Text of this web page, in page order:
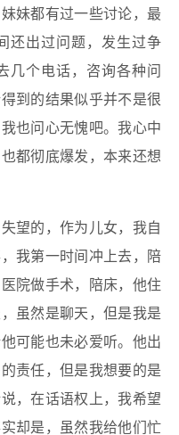
妹都有过一些讨论，最
还出过问题，发生过争
几个电话，咨询各种问
到的结果似乎并不是很
也问心无愧吧。我心中
都彻底爆发，本来还想
望的，作为儿女，我自
我第一时间冲上去，陪
院做手术，陪床，他住
虽然是聊天，但是我是
可能也未必爱听。他出
责任，但是我想要的是
，在话语权上，我希望
却是，虽然我给他们忙